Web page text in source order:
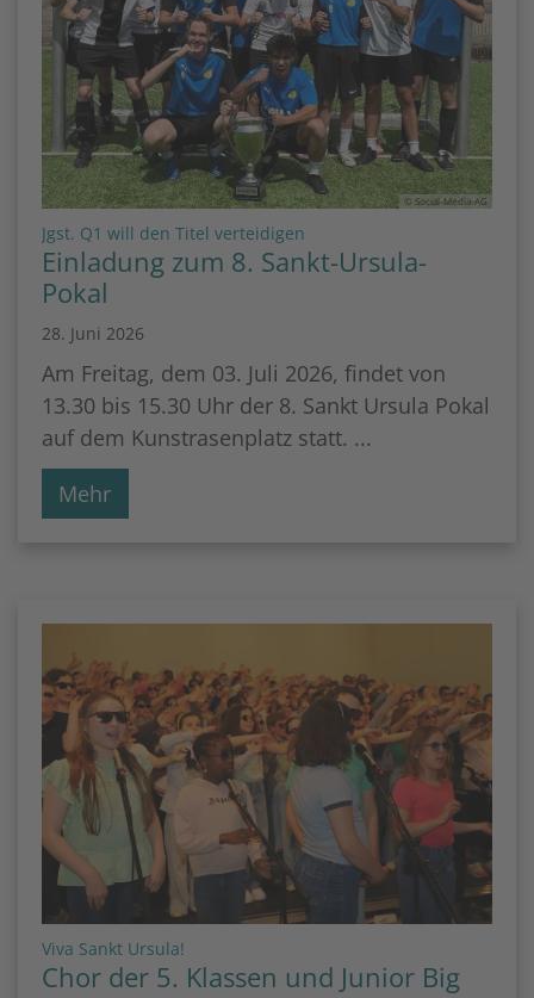
© Social-Media-AG
Jgst. Q1 will den Titel verteidigen
Einladung zum 8. Sankt-Ursula-
Pokal
28. Juni 2026
Am Freitag, dem 03. Juli 2026, findet von
13.30 bis 15.30 Uhr der 8. Sankt Ursula Pokal
auf dem Kunstrasenplatz statt. ...
Mehr
Viva Sankt Ursula!
Chor der 5. Klassen und Junior Big